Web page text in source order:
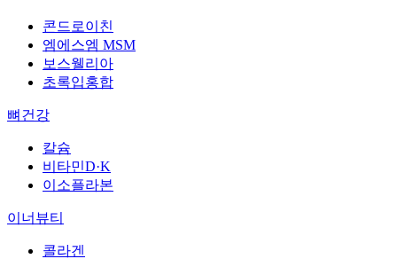
콘드로이친
엠에스엠 MSM
보스웰리아
초록입홍합
뼈건강
칼슘
비타민D·K
이소플라본
이너뷰티
콜라겐